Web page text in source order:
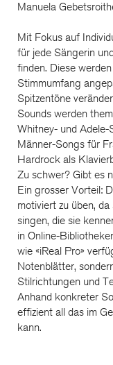
Manuela
Mit Fokus auf
für jede Sängerin
finden. Diese
Stimmumfang
Spitzentöne
Sounds werden
Whitney- und
Männer-Songs für
Hardrock als
Zu schwer? Gibt es
Ein grosser Vorteil:
motiviert zu üben,
singen, die sie
in Online-
wie «iReal Pro»
Notenblätter,
Stilrichtungen und
Anhand konkreter
effizient all das im
kann.